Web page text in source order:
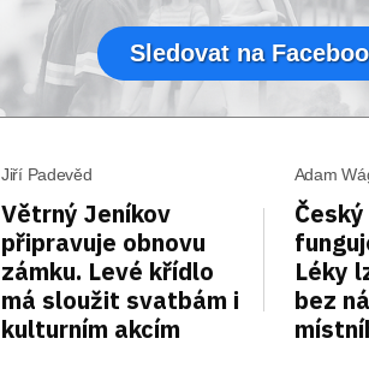
Sledovat na
Jiří Padevěd
Větrný Jeníkov
připravuje obnovu
zámku. Levé křídlo
má sloužit svatbám i
kulturním akcím
Adam
Léky
bez